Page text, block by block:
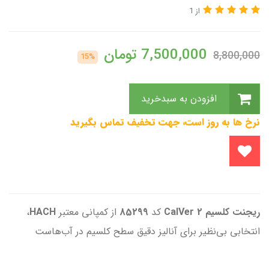
از 1
8,800,000
7,500,000 تومان 15%
نرخ ها به روز است، جهت تخفیف تماس بگیرید
ریجنت کلسیم CalVer 2 کد 85299 از کمپانی معتبر HACH،
انتخابی بی‌نظیر برای آنالیز دقیق سطح کلسیم در آب‌هاست